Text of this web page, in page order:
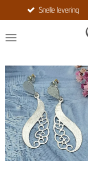
direct
naar
Snelle levering